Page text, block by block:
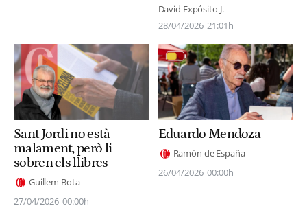
David Expósito J.
28/04/2026 21:01h
Sant Jordi no està
malament, però li
sobren els llibres
Guillem Bota
27/04/2026 00:00h
Eduardo Mendoza
Ramón de España
26/04/2026 00:00h